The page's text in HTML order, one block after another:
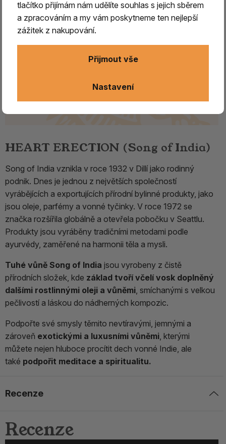
HEART ERECTION (Song of India)
Song of India vznikla v roce 1932 v Dillí jako rodinný
podnik. Dnes je jednou z největších společností
vyrábějících a exportujících přírodní bylinné produkty, jako
jsou oleje, parfémy a vonné tyčinky. V roce 1972 se
značka rozšířila globálně a otevřela pobočku v Seattlu.
Produkty jsou vyráběny tradičními metodami podle
ayurvédy, zaměřené na harmonii těla a mysli.
Tuhé vůně Song of India jsou vyrobeny z čistě
přírodních složek, kde základ tvoří včelí vosk doplněný
dalšími rostlinnými oleji a vůněmi, smíchanými s velkou
pečlivostí a láskou do nádherných kompozic.
Podpořte své smysly těmito nevtíravými, jemnými a
zároveň exotickými a luxusními vůněmi, kterými
můžete nejen hluboce procítit dech vonné Indie, ale
také podpořit meditace a spiritualitu.
Recenze
Recenze
tlačítko přijímám nám udělíte souhlas s jejich sběrem
a zpracováním a my vám poskytneme ten nejlepší
zážitek z nakupování.
Nastavení
Přijmout vše